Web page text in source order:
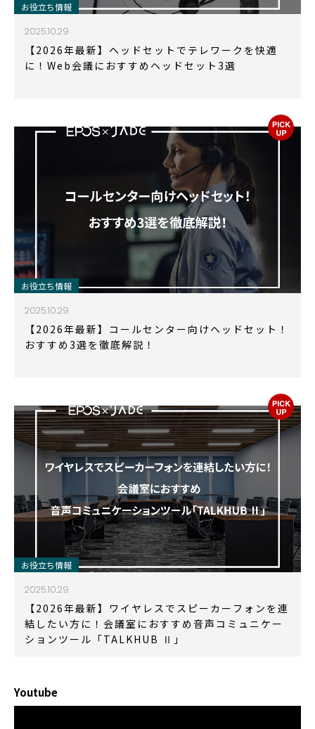
お役立ち情報
2025.10.29
【2026年最新】ヘッドセットでテレワークを快適
に！Web会議におすすめヘッドセット3選
お役立ち情報
2025.10.29
【2026年最新】コールセンター向けヘッドセット！
おすすめ3選を徹底解説！
お役立ち情報
2025.10.29
【2026年最新】ワイヤレスでスピーカーフォンを連
結したい方に！会議室におすすめ音声コミュニケー
ションツール「TALKHUB Ⅱ」
Youtube